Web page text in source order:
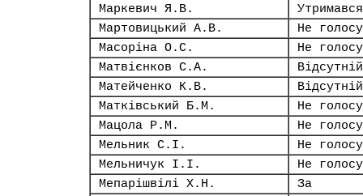
Маркевич Я.В.
Утримався
Мартовицький А.В.
Не
Масоріна О.С.
Не
Матвієнков С.А.
Відсутній
Матейченко К.В.
Відсутній
Матківський Б.М.
Не
Мацола Р.М.
Не
Мельник С.І.
Не
Мельничук І.І.
Не
Мепарішвілі Х.Н.
За